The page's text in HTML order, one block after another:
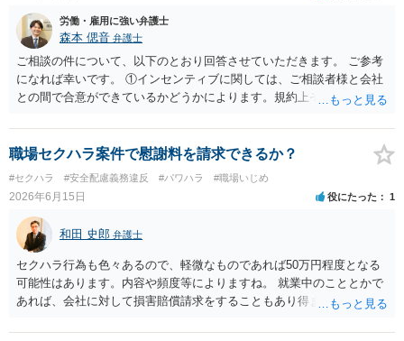
しないようにして下さい。そういう報復的なことをしなければ名誉毀
損にはなりません。反訴は貴女が加害行為をしなければ、通常は起こ
されません。 ５ 裁判をして、和解すれば和解金が入ります。 勝訴
判決を得て確定すれば、判決認容額を払ってもらいます。任意に支払
わない場合には、給与や預貯金、不動産などの財産を差押えます。
難易度によって変わります。また、現在は弁護士報酬は自由化されて
いますので、依頼する弁護士によっても費用は変わってきます。
労働・雇用に強い弁護士
森本 偲音 弁護士
ご相談の件について、以下のとおり回答させていただきます。 ご参考
になれば幸いです。 ①インセンティブに関しては、ご相談者様と会社
との間で合意ができているかどうかによります。規約上そのような合
は口頭でも成立しますが、裁判等で争点となった場合には録音等の証
拠がない限り立証が困難となり、請求が認められない可能性がござい
ます。 ②未払給与に関しては労務を提供しているのにもかかわらず支
払われていない場合は、契約違反となりますので請求可能かと存じま
す。 ③休日・時間外労働については、休日・時間外労働があったこと
を示す証拠があるかまずは確認する必要があるかと存じます。 ④パワ
ハラ・セクハラに関しては、具体的な言動の内容によって判断が分か
れますので、録音データやLINEでのやり取り等を確認する必要がある
かと存じます。 ⑤退職勧奨については退職する意思がないのであれば
きっぱりと断ればよく、解雇については不当な解雇である場合には解
雇無効を争うなどの対応が考えられます。 回答としては以上になりま
すが、まずは、資料一式をご持参いただき最寄りの法律事務所にご相
職場セクハラ案件で慰謝料を請求できるか？
#セクハラ #安全配慮義務違反 #パワハラ #職場いじめ
2026年6月15日 役にたった 1
和田 史郎 弁護士
セクハラ行為も色々あるので、軽微なものであれば50万円程度となる
可能性はあります。内容や頻度等によりますね。 就業中のこととかで
あれば、会社に対して損害賠償請求をすることもあり得ます。